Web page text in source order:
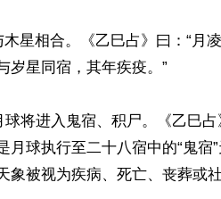
星相合。《乙巳占》曰：“月
岁星同宿，其年疾疫。”
将进入鬼宿、积尸。《乙巳占
月球执行至二十八宿中的“鬼宿
象被视为疾病、死亡、丧葬或